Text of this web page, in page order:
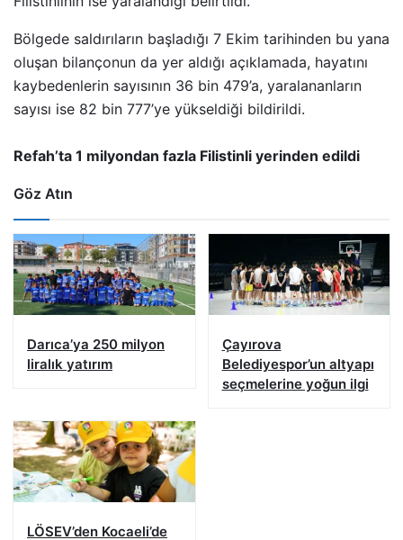
Bölgede saldırıların başladığı 7 Ekim tarihinden bu yana
oluşan bilançonun da yer aldığı açıklamada, hayatını
kaybedenlerin sayısının 36 bin 479’a, yaralananların
sayısı ise 82 bin 777’ye yükseldiği bildirildi.
Refah’ta 1 milyondan fazla Filistinli yerinden edildi
Göz Atın
Darıca’ya 250 milyon
liralık yatırım
Çayırova
Belediyespor’un altyapı
seçmelerine yoğun ilgi
LÖSEV’den Kocaeli’de